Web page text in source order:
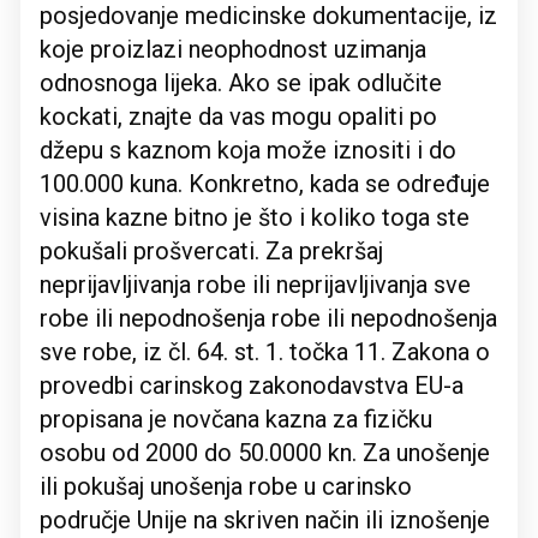
posjedovanje medicinske dokumentacije, iz
koje proizlazi neophodnost uzimanja
odnosnoga lijeka. Ako se ipak odlučite
kockati, znajte da vas mogu opaliti po
džepu s kaznom koja može iznositi i do
100.000 kuna. Konkretno, kada se određuje
visina kazne bitno je što i koliko toga ste
pokušali prošvercati. Za prekršaj
neprijavljivanja robe ili neprijavljivanja sve
robe ili nepodnošenja robe ili nepodnošenja
sve robe, iz čl. 64. st. 1. točka 11. Zakona o
provedbi carinskog zakonodavstva EU-a
propisana je novčana kazna za fizičku
osobu od 2000 do 50.0000 kn. Za unošenje
ili pokušaj unošenja robe u carinsko
područje Unije na skriven način ili iznošenje